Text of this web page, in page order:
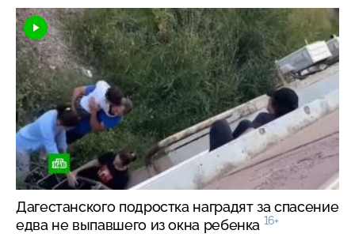
Дагестанского подростка наградят за спасение
едва не выпавшего из окна ребенка 16+